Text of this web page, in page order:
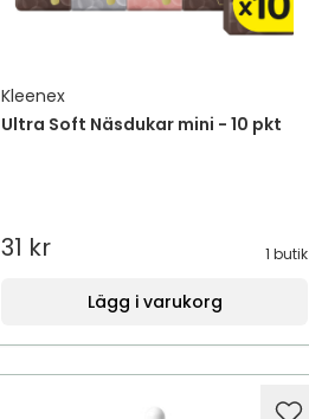
Kleenex
Ultra Soft Näsdukar mini - 10 pkt
31 kr 1 butik
Lägg i varukorg